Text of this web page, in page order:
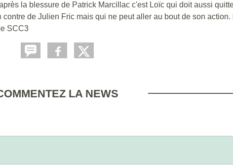
la blessure de Patrick Marcillac c'est Loïc qui doit aussi
de Julien Fric mais qui ne peut aller au bout de son
SCC3
LA NEWS